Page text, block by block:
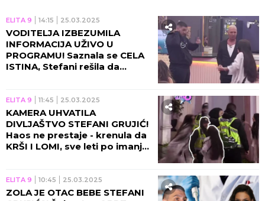
ELITA 9 14:15 25.03.2025
VODITELJA IZBEZUMILA
INFORMACIJA UŽIVO U
PROGRAMU! Saznala se CELA
ISTINA, Stefani rešila da
ELITA 9 11:45 25.03.2025
KAMERA UHVATILA
DIVLJAŠTVO STEFANI GRUJIĆ!
Haos ne prestaje - krenula da
KRŠI I LOMI, sve leti po imanju!
ELITA 9 10:45 25.03.2025
ZOLA JE OTAC BEBE STEFANI